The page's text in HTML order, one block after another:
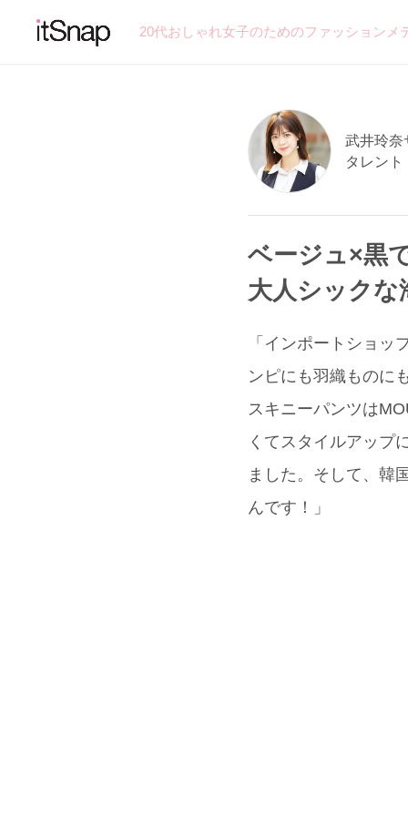
20代おしゃれ女子のためのファッション
武井玲奈
タレント
ベージュ×黒
大人シックな
「インポートショ
ンピにも羽織ものに
スキニーパンツは
くてスタイルアップ
ました。そして、韓
んです！」